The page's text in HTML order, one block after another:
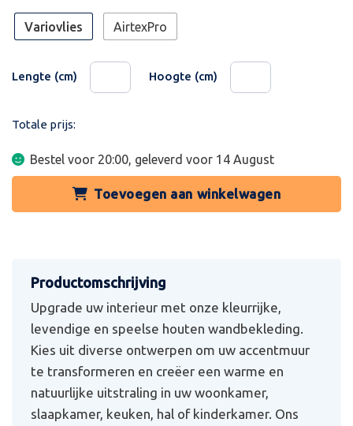
Variovlies AirtexPro
Lengte (cm) Hoogte (cm)
Totale prijs:
Bestel voor 20:00, geleverd voor 14 August
Toevoegen aan winkelwagen
Upgrade uw interieur met onze kleurrijke,
levendige en speelse houten wandbekleding.
Kies uit diverse ontwerpen om uw accentmuur
te transformeren en creëer een warme en
natuurlijke uitstraling in uw woonkamer,
slaapkamer, keuken, hal of kinderkamer. Ons